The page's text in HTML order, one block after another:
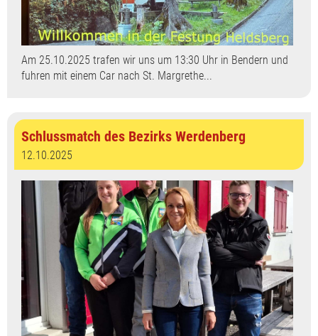
Am 25.10.2025 trafen wir uns um 13:30 Uhr in Bendern und
fuhren mit einem Car nach St. Margrethe...
Schlussmatch des Bezirks Werdenberg
12.10.2025